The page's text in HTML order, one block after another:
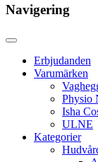
Navigering
Erbjudanden
Varumärken
Physio
Isha
ULNE
Kategorier